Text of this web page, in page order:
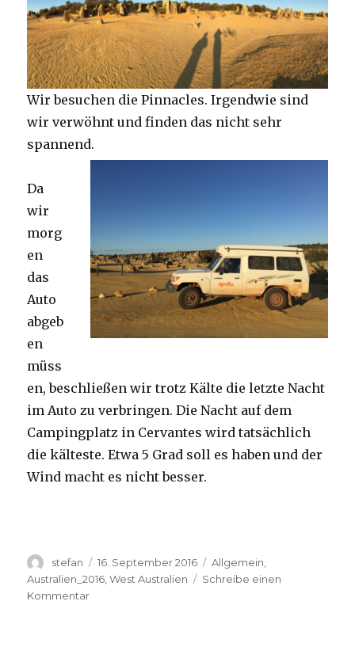
Wir besuchen die Pinnacles. Irgendwie sind
wir verwöhnt und finden das nicht sehr
spannend.
Da
wir
morg
en
das
Auto
abgeb
en
müss
en, beschließen wir trotz Kälte die letzte Nacht
im Auto zu verbringen. Die Nacht auf dem
Campingplatz in Cervantes wird tatsächlich
die kälteste. Etwa 5 Grad soll es haben und der
Wind macht es nicht besser.
Autor
stefan
Veröffentlicht
am
16. September 2016 Kategorien
Allgemein
Australien_2016 ,West Australien
Schreibe einen
Kommentarzu